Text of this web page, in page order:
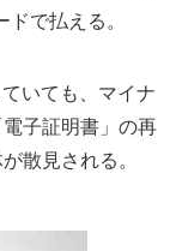
で払える。
いても、マイナ
子証明書」の再
散見される。